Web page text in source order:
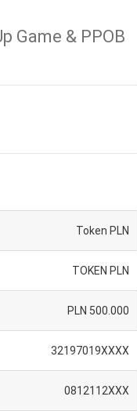
Game & PPOB
Token PLN
TOKEN PLN
PLN 500.000
32197019XXXX
0812112XXX